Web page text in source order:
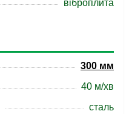
віброплита
300 мм
40 м/хв
сталь